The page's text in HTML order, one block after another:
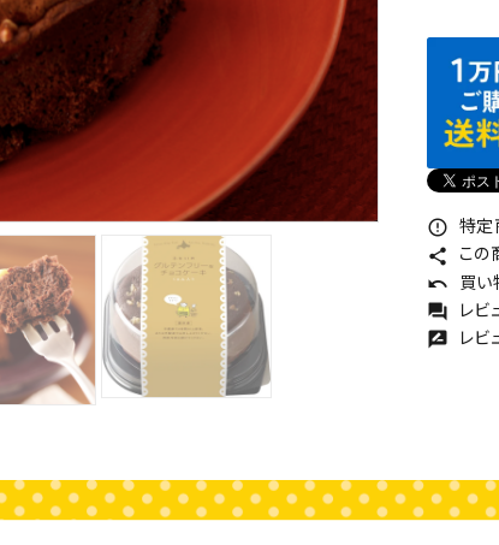
error_outline 特定
share この
undo 買い
forum レ
rate_review レビ